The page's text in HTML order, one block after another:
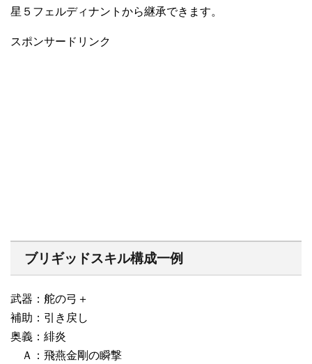
星５フェルディナントから継承できます。
スポンサードリンク
ブリギッドスキル構成一例
武器：舵の弓＋
補助：引き戻し
奥義：緋炎
Ａ：飛燕金剛の瞬撃